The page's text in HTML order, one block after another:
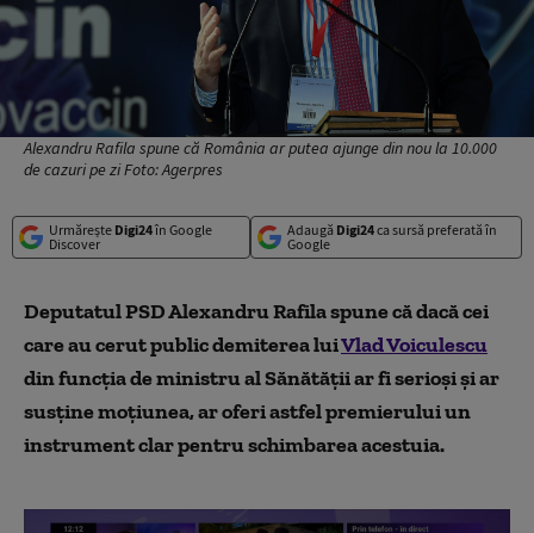
Alexandru Rafila spune că România ar putea ajunge din nou la 10.000
de cazuri pe zi Foto: Agerpres
Urmărește Digi24în Google
Discover
Adaugă Digi24ca sursă preferată în
Google
Deputatul PSD Alexandru Rafila spune că dacă cei
care au cerut public demiterea luiVlad Voiculescu
din funcția de ministru al Sănătății ar fi serioși și ar
susține moțiunea, ar oferi astfel premierului un
instrument clar pentru schimbarea acestuia.